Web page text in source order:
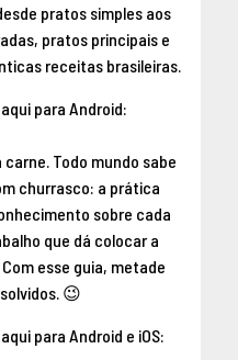
pratos simples aos
pratos principais e
receitas brasileiras.
para Android:
Todo mundo sabe
churrasco: a prática
sobre cada
que dá colocar a
esse guia, metade
😉
para Android e iOS: